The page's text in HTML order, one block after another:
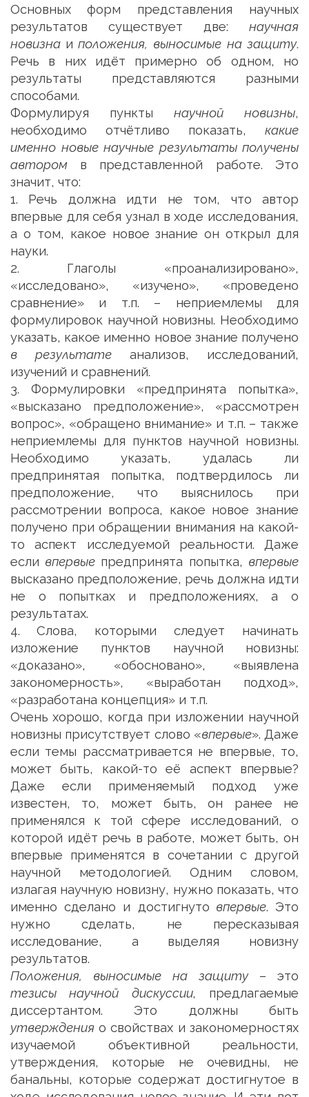
Основных форм представления научных
результатов существует две:научная
новизнаиположения, выносимые на защиту.
Речь в них идёт примерно об одном, но
результаты представляются разными
способами.
Формулируя пунктынаучной новизны,
необходимо отчётливо показать,какие
именно новые научные результаты получены
авторомв представленной работе. Это
значит, что:
1. Речь должна идти не том, что автор
впервые для себя узнал в ходе исследования,
а о том, какое новое знание он открыл для
науки.
2. Глаголы «проанализировано»,
«исследовано», «изучено», «проведено
сравнение» и т.п. – неприемлемы для
формулировок научной новизны. Необходимо
указать, какое именно новое знание получено
в результатеанализов, исследований,
изучений и сравнений.
3. Формулировки «предпринята попытка»,
«высказано предположение», «рассмотрен
вопрос», «обращено внимание» и т.п. – также
неприемлемы для пунктов научной новизны.
Необходимо указать, удалась ли
предпринятая попытка, подтвердилось ли
предположение, что выяснилось при
рассмотрении вопроса, какое новое знание
получено при обращении внимания на какой-
то аспект исследуемой реальности. Даже
если впервыепредпринята попытка, впервые
высказано предположение, речь должна идти
не о попытках и предположениях, а о
результатах.
4. Слова, которыми следует начинать
изложение пунктов научной новизны:
«доказано», «обосновано», «выявлена
закономерность», «выработан подход»,
«разработана концепция» и т.п.
Очень хорошо, когда при изложении научной
новизны присутствует слово «впервые». Даже
если темы рассматривается не впервые, то,
может быть, какой-то её аспект впервые?
Даже если применяемый подход уже
известен, то, может быть, он ранее не
применялся к той сфере исследований, о
которой идёт речь в работе, может быть, он
впервые применятся в сочетании с другой
научной методологией. Одним словом,
излагая научную новизну, нужно показать, что
именно сделано и достигнуто впервые. Это
нужно сделать, не пересказывая
исследование, а выделяя новизну
результатов.
Положения, выносимые на защиту– это
тезисы научной дискуссии, предлагаемые
диссертантом. Это должны быть
утвержденияо свойствах и закономерностях
изучаемой объективной реальности,
утверждения, которые не очевидны, не
банальны, которые содержат достигнутое в